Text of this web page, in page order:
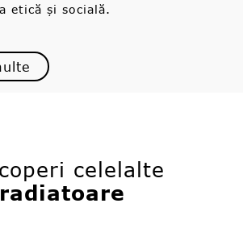
etică și socială.
celelalte
radiatoare